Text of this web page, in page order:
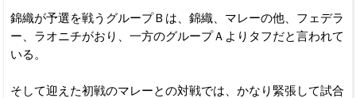
錦織が予選を戦うグループＢは、錦織、マレーの他、フェデラ
ー、ラオニチがおり、一方のグループＡよりタフだと言われて
いる。
そして迎えた初戦のマレーとの対戦では、かなり緊張して試合